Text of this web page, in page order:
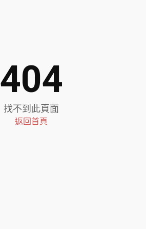
404
找不到此頁面
返回首頁